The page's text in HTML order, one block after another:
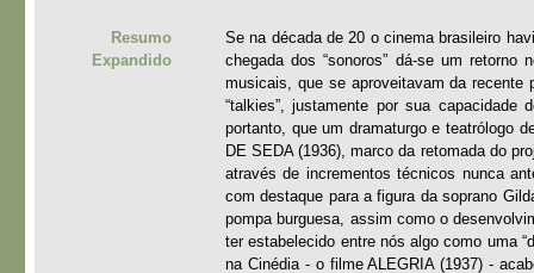
Resumo
Expandido
Se na década de 20 o cinema brasileiro
chegada dos “sonoros” dá-se um
musicais, que se aproveitavam da recente
“talkies”, justamente por sua
portanto, que um dramaturgo e teatrólogo
DE SEDA (1936), marco da retomada do
através de incrementos técnicos nunca
com destaque para a figura da soprano
pompa burguesa, assim como o
ter estabelecido entre nós algo como uma
na Cinédia - o filme ALEGRIA (1937) -